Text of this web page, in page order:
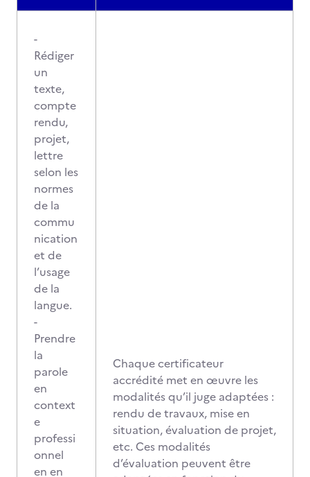
-
Rédiger
un
texte,
compte
rendu,
projet,
lettre
selon les
normes
de la
commu
nication
et de
l’usage
de la
langue.
-
Prendre
la
parole
en
context
e
professi
onnel
en en
Chaque certificateur
accrédité met en œuvre les
modalités qu’il juge adaptées :
rendu de travaux, mise en
situation, évaluation de projet,
etc. Ces modalités
d’évaluation peuvent être